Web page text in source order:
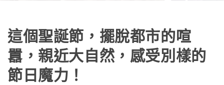
這個聖誕節，擺脫都市的喧
囂，親近大自然，感受別樣的
節日魔力！